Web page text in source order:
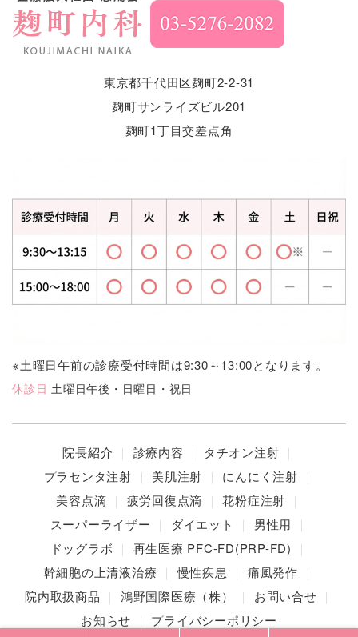
東京都千代田区麹町2-2-31
麹町サンライズビル201
麹町1丁目交差点角
※土曜日午前の診療受付時間は9:30～13:00となります。
休診日 土曜日午後・日曜日・祝日
院長紹介 診療内容
タチオン注射
プラセンタ注射
美肌注射
にんにく注射
美容点滴
疲労回復点滴
花粉症注射
スーパーライザー
ダイエット
男性用
ドッグラボ
再生医療 PFC-FD(PRP-FD)
幹細胞の上清液治療
慢性疾患
痛風発作
院内取扱商品
鴻野国際医療（株）
お問い合せ
お知らせ
プライバシーポリシー